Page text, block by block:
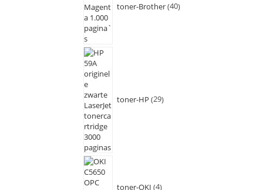
toner-Brother 40
toner-HP 29
toner-OKI 4